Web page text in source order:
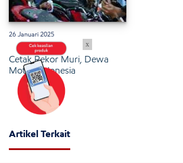
26 Januari 2025
Cetak Rekor Muri, Dewa
Motor Indonesia
Artikel Terkait
x